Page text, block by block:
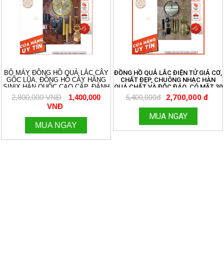
BỘ MÁY ĐỒNG HỒ QUẢ LẮC CÂY
GỐC LŨA, ĐỒNG HỒ CÂY HÃNG
SINIX HÀN QUỐC CAO CẤP, ĐÁNH
3 BẢN NHẠC CHUÔNG CỔ ĐIỂN
AVEMARIA, WESTMINTER, ĐIỂM
CHUÔNG. ÂM THANH DU DƯƠNG
CM. 096.188.2921
2,800,000 VNĐ
1,400,000
VNĐ
MUA NGAY
ĐỒNG HỒ QUẢ LẮC ĐIỆN TỬ GIẢ CƠ,
CHẤT ĐẸP, CHUÔNG NHẠC HÀN
QUÁ CHẤT VÀ ĐỘC ĐÁO. CÓ MẶT 30
VÀ 32 ĐỦ BỘ
5,400,000đ 2,700,000 đ
MUA NGAY